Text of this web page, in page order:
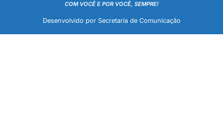
COM VOCÊ E POR VOCÊ, SEMPRE!
Desenvolvido por Secretaria de Comunicação